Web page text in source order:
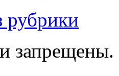
рубрики
запрещены.